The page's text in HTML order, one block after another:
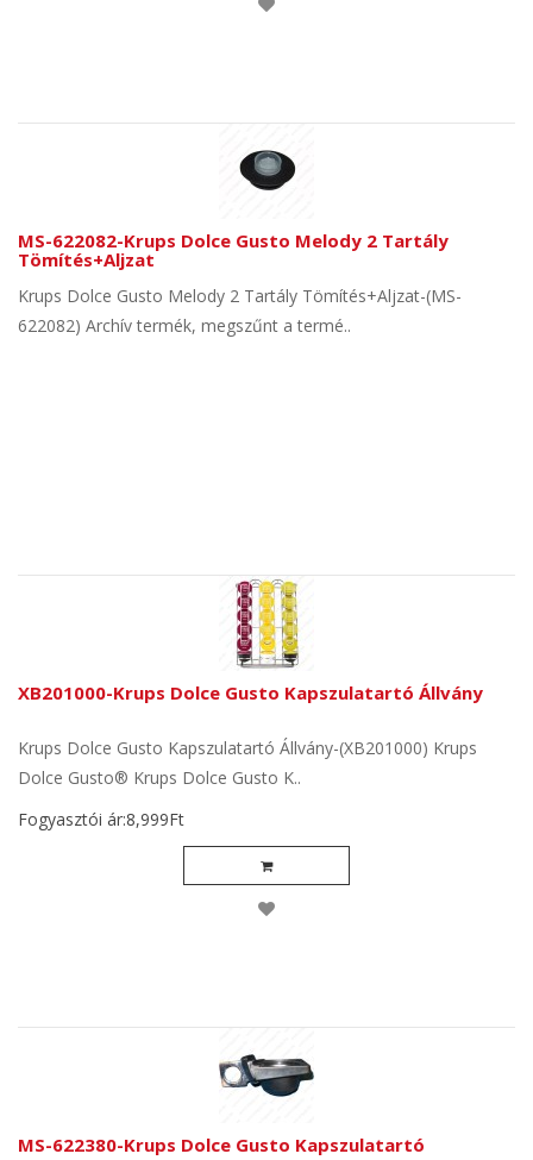
MS-622082-Krups Dolce Gusto Melody 2 Tartály
Tömítés+Aljzat
Krups Dolce Gusto Melody 2 Tartály Tömítés+Aljzat-(MS-
622082) Archív termék, megszűnt a termé..
XB201000-Krups Dolce Gusto Kapszulatartó Állvány
Krups Dolce Gusto Kapszulatartó Állvány-(XB201000) Krups
Dolce Gusto® Krups Dolce Gusto K..
Fogyasztói ár:8,999Ft
MS-622380-Krups Dolce Gusto Kapszulatartó